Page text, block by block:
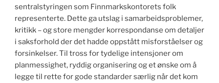
sentralstyringen som Finnmarkskontorets folk
representerte. Dette ga utslag i samarbeidsproblemer,
kritikk – og store mengder korrespondanse om detaljer
i saksforhold der det hadde oppstått misforståelser og
forsinkelser. Til tross for tydelige intensjoner om
planmessighet, ryddig organisering og et ønske om å
legge til rette for gode standarder særlig når det kom